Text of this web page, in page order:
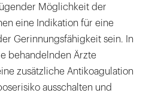
Möglichkeit der
eine Indikation für eine
Gerinnungsfähigkeit sein. In
behandelnden Ärzte
zusätzliche Antikoagulation
ausschalten und